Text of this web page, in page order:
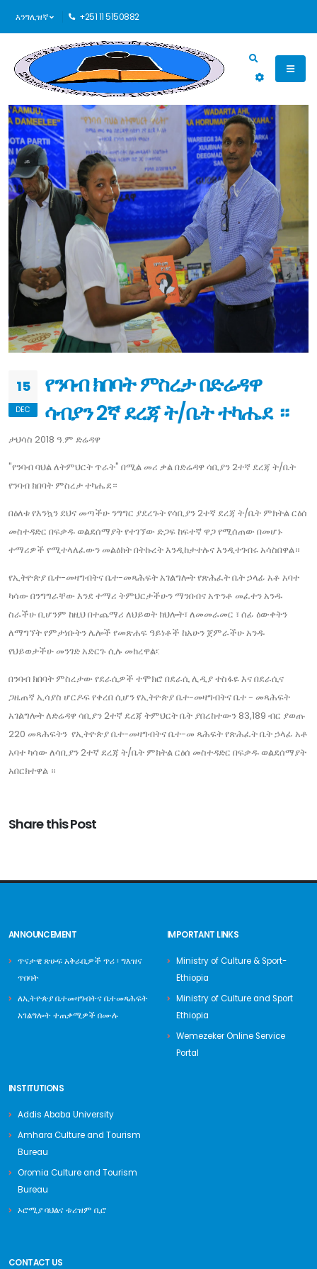
እንግሊዝኛ +251 11 5150882
15
DEC
የንባብ ክበባት ምስረታ በድሬዳዋ
ሳብያን 2ኛ ደረጃ ት/ቤት ተካሔደ ።
ታህሳስ 2018 ዓ.ም ድሬዳዋ
"የንባብ ባህል ለትምህርት ጥራት" በሚል መሪ ቃል በድሬዳዋ ሳቢያን 2ተኛ ደረጃ ት/ቤት
የንባብ ክበባት ምስረታ ተካሔደ።
በዕለቱ የእንኳን ደህና መጣችሁ ንግግር ያደረጉት የሳቢያን 2ተኛ ደረጃ ት/ቤት ምክትል ርዕሰ
መስተዳድር በፍቃዱ ወልደሰማያት የተገኘው ድጋፍ ከፍተኛ ዋጋ የሚሰጠው በመሆኑ
ተማሪዎች የሚተላለፈውን መልዕክት በትኩረት እንዲከታተሉና እንዲተገብሩ አሳስበዋል።
የኢትዮጵያ ቤተ-መዛግብትና ቤተ-መጻሕፍት አገልግሎት የጽሕፈት ቤት ኃላፊ አቶ አባተ
ካሳው በንግግራቸው እንደ ተማሪ ትምህርታችሁን ማንበብና አጥንቶ መፈተን አንዱ
ስራችሁ ቢሆንም ከዚህ በተጨማሪ ለህይወት ክህሎት፣ ለመመራመር ፣ ሰፊ ዕውቀትን
ለማግኘት የምታነቡትን ሌሎች የመጽሐፍ ዓይነቶች ከአሁን ጀምራችሁ አንዱ
የህይወታችሁ መንገድ አድርጉ ሲሉ መክረዋል፡:
በንባብ ክበባት ምስረታው የደራሲዎች ተሞክሮ በደራሲ ሊዲያ ተስፋዬ እና በደራሲና
ጋዜጠኛ ኢሳያስ ሆርዶፍ የቀረበ ሲሆን የኢትዮጵያ ቤተ-መዛግብትና ቤተ - መጻሕፍት
አገልግሎት ለድሬዳዋ ሳቢያን 2ተኛ ደረጃ ትምህርት ቤት ያበረከተውን 83,189 ብር ያወጡ
220 መጻሕፍትን የኢትዮጵያ ቤተ-መዛግብትና ቤተ-መ ጻሕፍት የጽሕፈት ቤት ኃላፊ አቶ
አባተ ካሳው ለሳቢያን 2ተኛ ደረጃ ት/ቤት ምክትል ርዕሰ መስተዳድር በፍቃዱ ወልደሰማያት
አበርክተዋል ።
Share this Post
ANNOUNCEMENT
ጥናታዊ ጽሁፍ አቅራቢዎች ጥሪ ፡ ግእዝና
ጥበባት
ለኢትዮጵያ ቤተመዛግብትና ቤተመጻሕፍት
አገልግሎት ተጠቃሚዎች በሙሉ
IMPORTANT LINKS
Ministry of Culture & Sport-
Ethiopia
Ministry of Culture and Sport
Ethiopia
Wemezeker Online Service
Portal
INSTITUTIONS
Addis Ababa University
Amhara Culture and Tourism
Bureau
Oromia Culture and Tourism
Bureau
ኦሮሚያ ባህልና ቱሪዝም ቢሮ
CONTACT US